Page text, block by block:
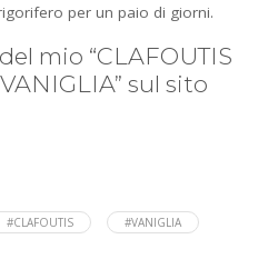
per un paio di giorni.
mio “CLAFOUTIS
sul sito
#CLAFOUTIS #VANIGLIA